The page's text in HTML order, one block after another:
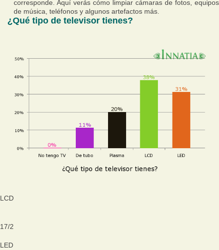
corresponde. Aquí verás cómo limpiar cámaras de fotos, equipos
de música, teléfonos y algunos artefactos más.
¿Qué tipo de televisor tienes?
LCD
17/2
LED